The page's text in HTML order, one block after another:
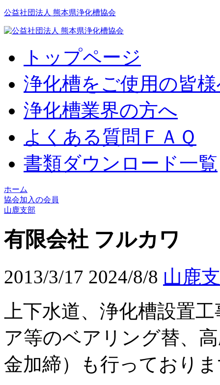
公益社団法人 熊本県浄化槽協会
トップページ
浄化槽をご使用の皆
浄化槽業界の方へ
よくある質問ＦＡＱ
書類ダウンロード一覧
ホーム
協会加入の会員
山鹿支部
有限会社 フルカワ
2013/3/17 2024/8/8 山鹿
上下水道、浄化槽設置
ア等のベアリング替、
金加締）も行っており